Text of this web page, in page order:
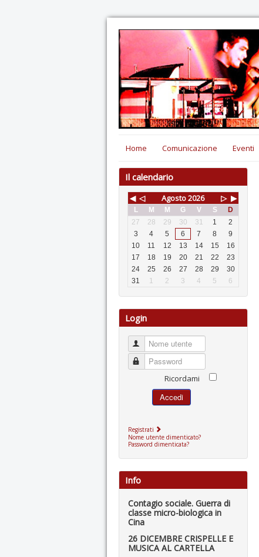
Home Comunicazione Eventi
Il calendario
◀ ◁ Agosto2026 ▷ ▶
L M M G V S
D
27
28 29 30 31 1
2
3
4 5 6 7 8
9
10
11 12 13 14 15
16
17
18 19 20 21 22
23
24
25 26 27 28 29
30
31
1 2 3 4 5 6
Login
Nome utente
Password
Ricordami
Accedi
Registrati
Nome utente dimenticato?
Password dimenticata?
Info
Contagio sociale. Guerra di
classe micro-biologica in
Cina
26 DICEMBRE CRISPELLE E
MUSICA AL CARTELLA